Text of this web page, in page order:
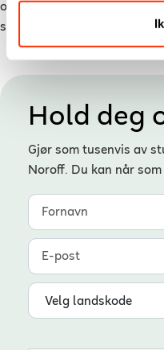
oppstart er i august 2023,
studieplass.
Les mer om
Hold deg
Gjør som tusenvis av
Noroff. Du kan når
Fornavn
Etternavn
E-post
Landskode
Telefonnummer